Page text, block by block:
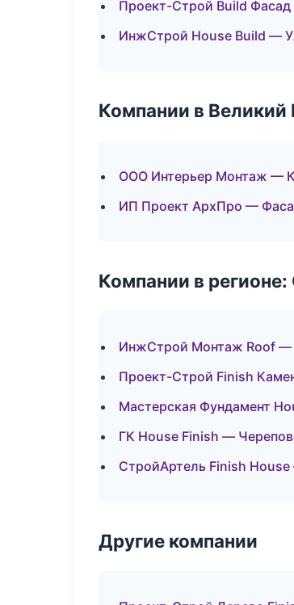
Проект-Строй Build
ИнжСтрой House Build —
Компании в Великий
ООО Интерьер Монтаж —
ИП Проект АрхПро —
Компании в
ИнжСтрой Монтаж Roof —
Проект-Строй Finish
Мастерская Фундамент
ГК House Finish —
СтройАртель Finish
Другие компании